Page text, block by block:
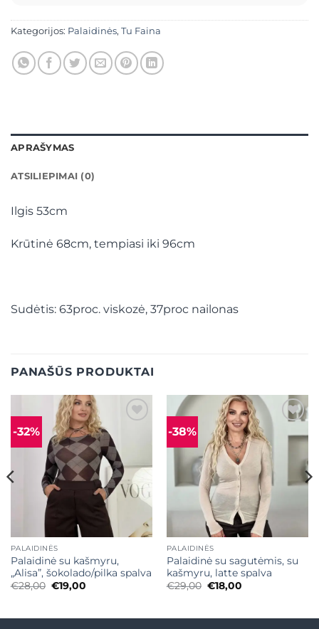
Kategorijos: Palaidinės, Tu Faina
APRAŠYMAS
ATSILIEPIMAI (0)
Ilgis 53cm
Krūtinė 68cm, tempiasi iki 96cm
Sudėtis: 63proc. viskozė, 37proc nailonas
PANAŠŪS PRODUKTAI
-32% Mėgstamiausias
PALAIDINĖS
Palaidinė su kašmyru,
„Alisa”, šokolado/pilka spalva
€28,00 Original
price
€19,00Current
-38% Mėgstamiausias
PALAIDINĖS
Palaidinė su sagutėmis, su
kašmyru, latte spalva
€29,00 Original
price
€18,00Current